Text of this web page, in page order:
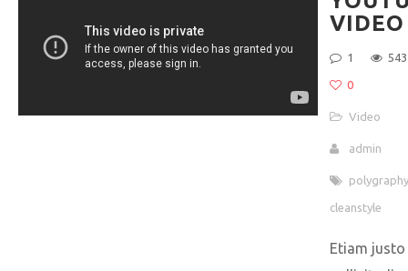
VIDEO
1
0
Video
admin
polygraphy
cleanstyle
Etiam